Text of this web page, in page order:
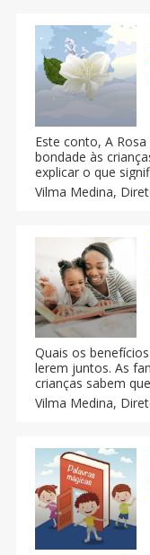
Este conto, A
bondade às
explicar o que
especialmente nas
os valores do
Vilma Medina,
Quais os
lerem juntos. As
crianças sabem
com a criança. Se
aborrecidas e
Vilma Medina,